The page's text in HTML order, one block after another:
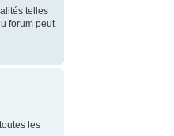
telles
forum peut
les